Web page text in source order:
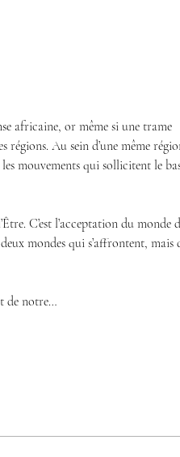
africaine, or même si une trame
régions. Au sein d’une même
mouvements qui sollicitent le
C’est l’acceptation du monde
mondes qui s’affrontent, mais
de notre…